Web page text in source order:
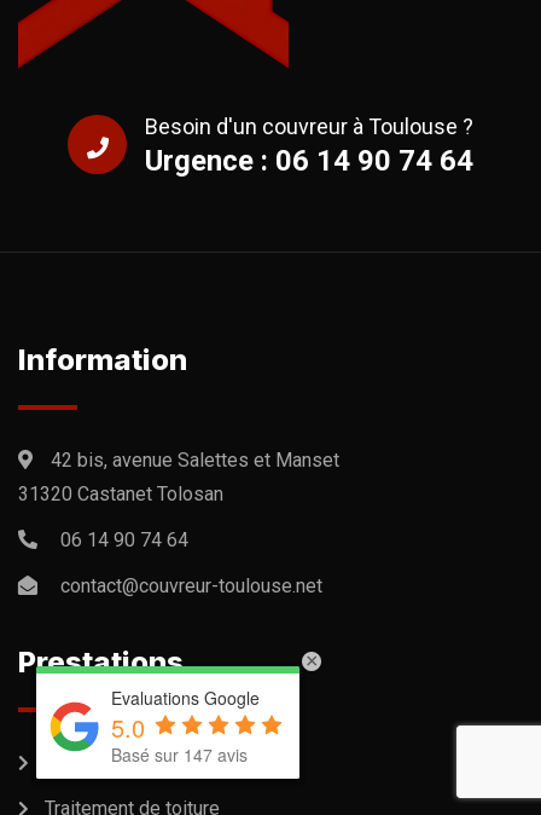
Besoin d'un couvreur à Toulouse ?
Urgence : 06 14 90 74 64
Information
42 bis, avenue Salettes et Manset
31320 Castanet Tolosan
06 14 90 74 64
contact@couvreur-toulouse.net
Prestations
Couverture de toiture
Traitement de toiture
Evaluations Google
5.0
Basé sur 147 avis
×
Evaluations Google
5.0
Basé sur 147 avis
×